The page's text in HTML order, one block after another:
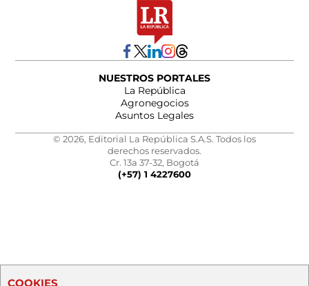
NUESTROS PORTALES
La República
Agronegocios
Asuntos Legales
© 2026, Editorial La República S.A.S. Todos los
derechos reservados.
Cr. 13a 37-32, Bogotá
(+57) 1 4227600
COOKIES